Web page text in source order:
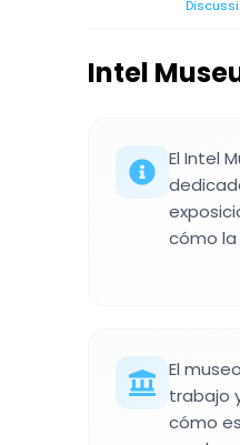
Intel
El Intel
cómo
El
trabajo
cómo